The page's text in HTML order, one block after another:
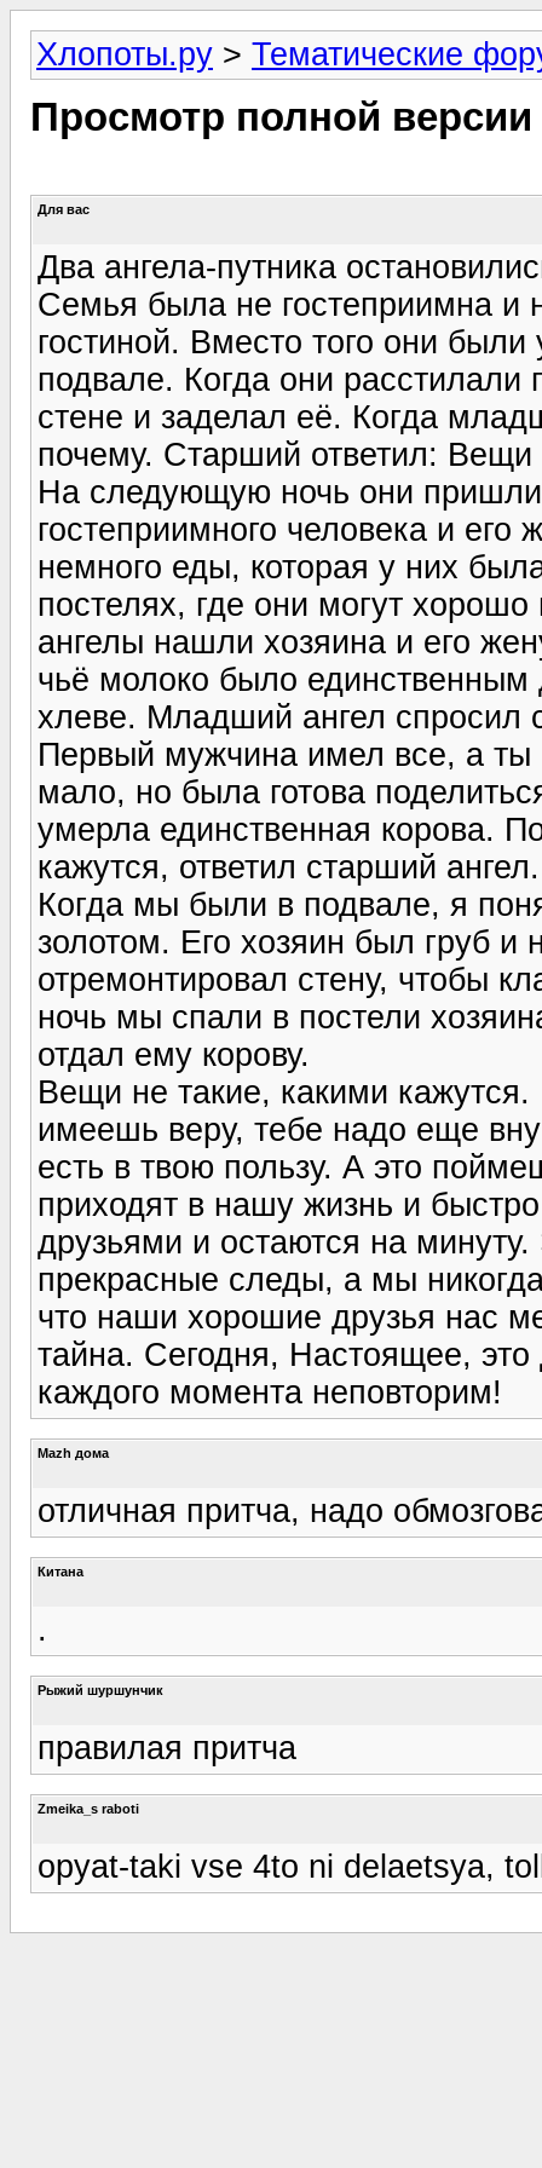
Хлопоты.ру > Тематические
Просмотр полной
Для вас
Два ангела-путника
Семья была не гостеприимна и
гостиной. Вместо того они
подвале. Когда они
стене и заделал её. Когда
почему. Старший ответил: Вещи
На следующую ночь они пришли
гостеприимного человека и
немного еды, которая у них
постелях, где они могут
ангелы нашли хозяина и его
чьё молоко было
хлеве. Младший ангел спросил
Первый мужчина имел все, а ты
мало, но была готова
умерла единственная корова.
кажутся, ответил старший ангел.
Когда мы были в подвале, я
золотом. Его хозяин был груб и
отремонтировал стену, чтобы
ночь мы спали в постели
отдал ему корову.
Вещи не такие, какими
имеешь веру, тебе надо еще
есть в твою пользу. А это
приходят в нашу жизнь и
друзьями и остаются на
прекрасные следы, а мы
что наши хорошие друзья нас
тайна. Сегодня, Настоящее,
каждого момента неповторим!
Mazh дома
отличная притча, надо
Китана
.
Рыжий шуршунчик
правилая притча
Zmeika_s raboti
opyat-taki vse 4to ni delaetsya,